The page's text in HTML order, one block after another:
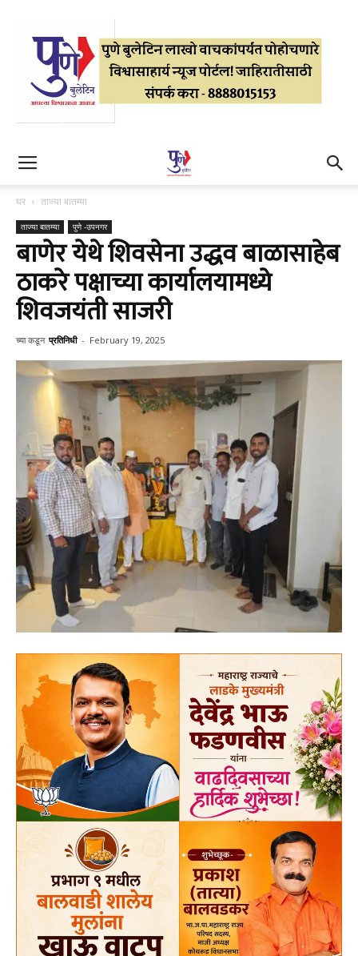
घर ताज्या बातम्या
ताज्या बातम्या पुणे -उपनगर
बाणेर येथे शिवसेना उद्धव बाळासाहेब
ठाकरे पक्षाच्या कार्यालयामध्ये
शिवजयंती साजरी
च्या कडून प्रतिनिधी - February 19, 2025